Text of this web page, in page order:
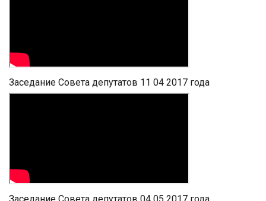
Заседание Совета депутатов 11 04 2017 года